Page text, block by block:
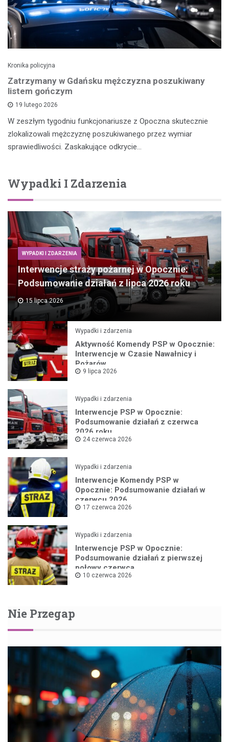
Kronika policyjna
Zatrzymany w Gdańsku mężczyzna poszukiwany
listem gończym
19 lutego 2026
W zeszłym tygodniu funkcjonariusze z Opoczna skutecznie
zlokalizowali mężczyznę poszukiwanego przez wymiar
sprawiedliwości. Zaskakujące odkrycie…
Wypadki I Zdarzenia
WYPADKI I ZDARZENIA
Interwencje straży pożarnej w Opocznie:
Podsumowanie działań z lipca 2026 roku
15 lipca 2026
Wypadki i zdarzenia
Aktywność Komendy PSP w Opocznie:
Interwencje w Czasie Nawałnicy i
Pożarów
9 lipca 2026
Wypadki i zdarzenia
Interwencje PSP w Opocznie:
Podsumowanie działań z czerwca
2026 roku
24 czerwca 2026
Wypadki i zdarzenia
Interwencje Komendy PSP w
Opocznie: Podsumowanie działań w
czerwcu 2026
17 czerwca 2026
Wypadki i zdarzenia
Interwencje PSP w Opocznie:
Podsumowanie działań z pierwszej
połowy czerwca
10 czerwca 2026
Nie Przegap